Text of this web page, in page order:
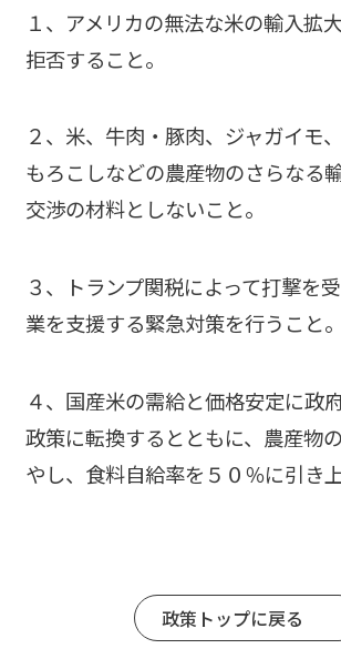
１、アメリカの無法な米の輸入拡
拒否すること。
２、米、牛肉・豚肉、ジャガイモ
もろこしなどの農産物のさらなる
交渉の材料としないこと。
３、トランプ関税によって打撃を
業を支援する緊急対策を行うこと。
４、国産米の需給と価格安定に政
政策に転換するとともに、農産物
やし、食料自給率を５０％に引き
政策トップに戻る